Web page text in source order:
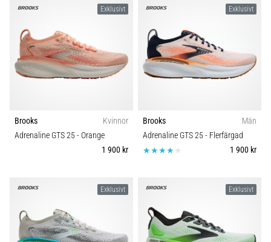
Exklusivt
Brooks
Kvinnor
Adrenaline GTS 25- Orange
1 900 kr
Exklusivt
Brooks
Män
Adrenaline GTS 25- Flerfärgad
1 900 kr
Exklusivt Exklusivt